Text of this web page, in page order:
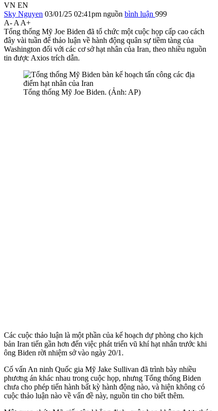
VN EN
Sky Nguyen 03/01/25 02:41pm nguồn bình luận 999
A- A A+
Tổng thống Mỹ Joe Biden đã tổ chức một cuộc họp cấp cao cách
đây vài tuần để thảo luận về hành động quân sự tiềm tàng của
Washington đối với các cơ sở hạt nhân của Iran, theo nhiều nguồn
tin được Axios trích dẫn.
Tổng thống Mỹ Joe Biden. (Ảnh: AP)
Các cuộc thảo luận là một phần của kế hoạch dự phòng cho kịch
bản Iran tiến gần hơn đến việc phát triển vũ khí hạt nhân trước khi
ông Biden rời nhiệm sở vào ngày 20/1.
Cố vấn An ninh Quốc gia Mỹ Jake Sullivan đã trình bày nhiều
phương án khác nhau trong cuộc họp, nhưng Tổng thống Biden
chưa cho phép tiến hành bất kỳ hành động nào, và hiện không có
cuộc thảo luận nào về vấn đề này, nguồn tin cho biết thêm.